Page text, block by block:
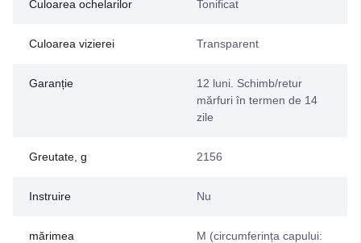
Culoarea ochelarilor Tonificat
Culoarea vizierei Transparent
Garanție
12 luni. Schimb/retur
mărfuri în termen de 14
zile
Greutate, g 2156
Instruire Nu
mărimea
M (circumferința capului: